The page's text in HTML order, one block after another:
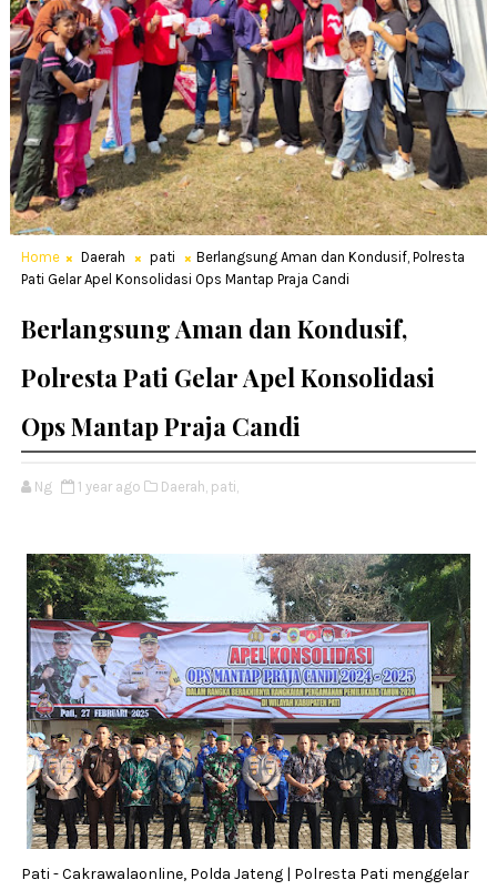
Home Daerah pati
Berlangsung Aman dan Kondusif, Polresta
Pati Gelar Apel Konsolidasi Ops Mantap Praja Candi
Berlangsung Aman dan Kondusif,
Polresta Pati Gelar Apel Konsolidasi
Ops Mantap Praja Candi
Ng 1 year ago Daerah, pati,
Pati - Cakrawalaonline, Polda Jateng | Polresta Pati menggelar